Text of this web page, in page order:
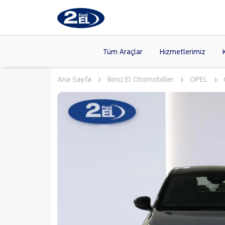
Tüm Araçlar Hizmetlerimiz
Markalar >
Modeller
FORD
Ana Sayfa İkinci El Otomobiller OPEL